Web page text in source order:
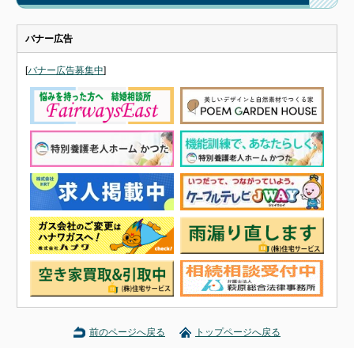
バナー広告
[バナー広告募集中]
前のページへ戻る トップページへ戻る